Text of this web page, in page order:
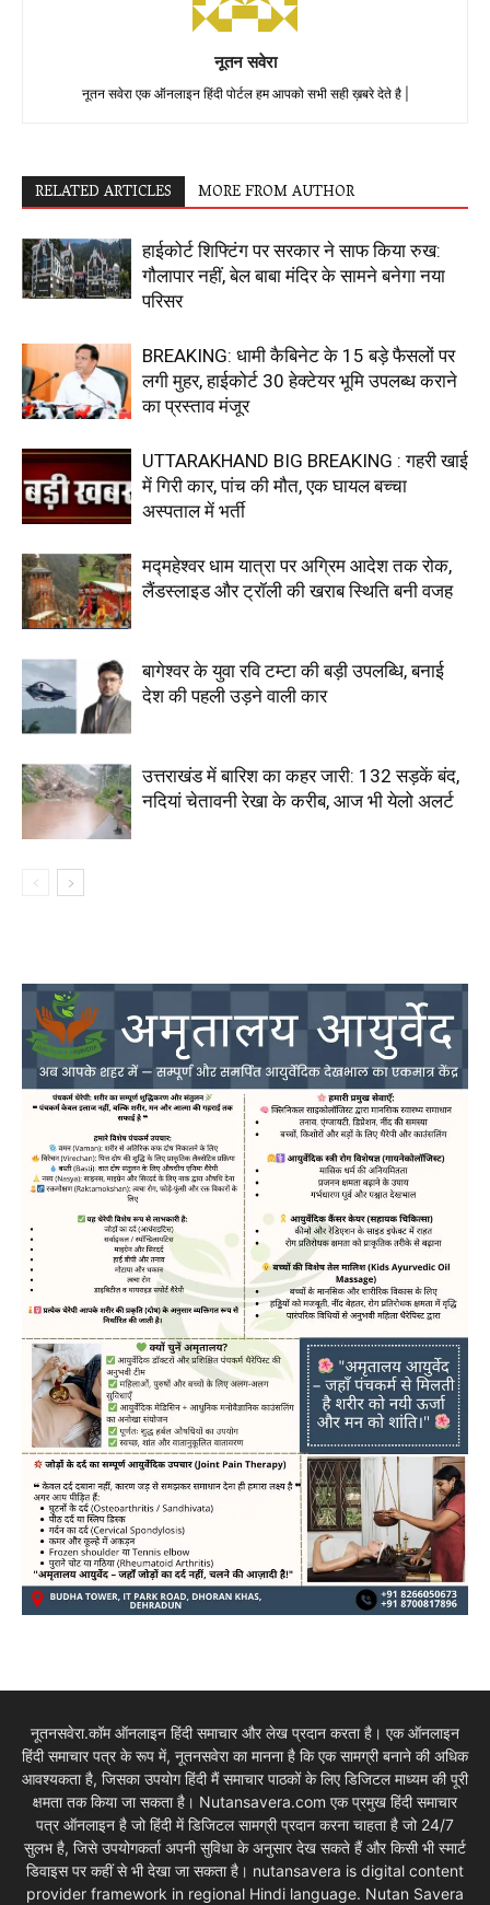
नूतन सवेरा
नूतन सवेरा एक ऑनलाइन हिंदी पोर्टल हम आपको सभी सही ख़बरे देते है |
RELATED ARTICLES MORE FROM AUTHOR
हाईकोर्ट शिफ्टिंग पर सरकार ने साफ किया रुख:
गौलापार नहीं, बेल बाबा मंदिर के सामने बनेगा नया
परिसर
BREAKING: धामी कैबिनेट के 15 बड़े फैसलों पर
लगी मुहर, हाईकोर्ट 30 हेक्टेयर भूमि उपलब्ध कराने
का प्रस्ताव मंजूर
UTTARAKHAND BIG BREAKING : गहरी खाई
में गिरी कार, पांच की मौत, एक घायल बच्चा
अस्पताल में भर्ती
मद्महेश्वर धाम यात्रा पर अग्रिम आदेश तक रोक,
लैंडस्लाइड और ट्रॉली की खराब स्थिति बनी वजह
बागेश्वर के युवा रवि टम्टा की बड़ी उपलब्धि, बनाई
देश की पहली उड़ने वाली कार
उत्तराखंड में बारिश का कहर जारी: 132 सड़कें बंद,
नदियां चेतावनी रेखा के करीब, आज भी येलो अलर्ट
नूतनसवेरा.कॉम ऑनलाइन हिंदी समाचार और लेख प्रदान करता है। एक ऑनलाइन
हिंदी समाचार पत्र के रूप में, नूतनसवेरा का मानना है कि एक सामग्री बनाने की अधिक
आवश्यकता है, जिसका उपयोग हिंदी मैं समाचार पाठकों के लिए डिजिटल माध्यम की पूरी
क्षमता तक किया जा सकता है। Nutansavera.com एक प्रमुख हिंदी समाचार
पत्र ऑनलाइन है जो हिंदी में डिजिटल सामग्री प्रदान करना चाहता है जो 24/7
सुलभ है, जिसे उपयोगकर्ता अपनी सुविधा के अनुसार देख सकते हैं और किसी भी स्मार्ट
डिवाइस पर कहीं से भी देखा जा सकता है। nutansavera is digital content
provider framework in regional Hindi language. Nutan Savera